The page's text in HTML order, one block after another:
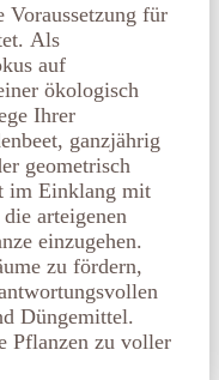
Voraussetzung für
Als
auf
ökologisch
Ihrer
ganzjährig
geometrisch
im Einklang mit
arteigenen
einzugehen.
zu fördern,
Düngemittel.
Pflanzen zu voller